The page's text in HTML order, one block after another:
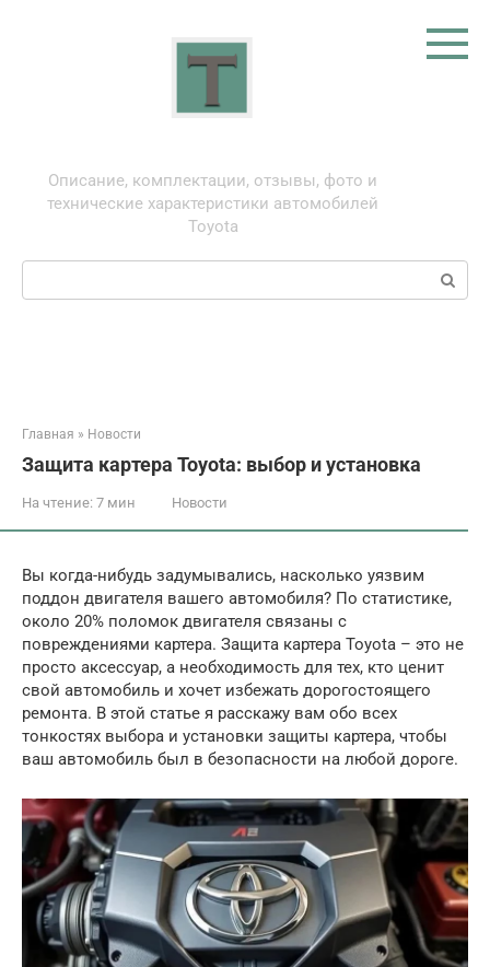
Описание, комплектации, отзывы, фото и
технические характеристики автомобилей
Toyota
Поиск:
Главная » Новости
Защита картера Toyota: выбор и установка
На чтение: 7 мин Новости
Вы когда-нибудь задумывались, насколько уязвим
поддон двигателя вашего автомобиля? По статистике,
около 20% поломок двигателя связаны с
повреждениями картера. Защита картера Toyota – это не
просто аксессуар, а необходимость для тех, кто ценит
свой автомобиль и хочет избежать дорогостоящего
ремонта. В этой статье я расскажу вам обо всех
тонкостях выбора и установки защиты картера, чтобы
ваш автомобиль был в безопасности на любой дороге.